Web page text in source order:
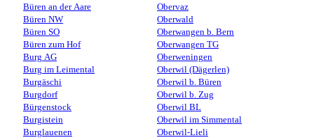
Büren an der Aare
Büren NW
Büren SO
Büren zum Hof
Burg AG
Burg im Leimental
Burgäschi
Burgdorf
Bürgenstock
Burgistein
Burglauenen
Obervaz
Oberwald
Oberwangen b. Bern
Oberwangen TG
Oberweningen
Oberwil (Dägerlen)
Oberwil b. Büren
Oberwil b. Zug
Oberwil BL
Oberwil im Simmental
Oberwil-Lieli